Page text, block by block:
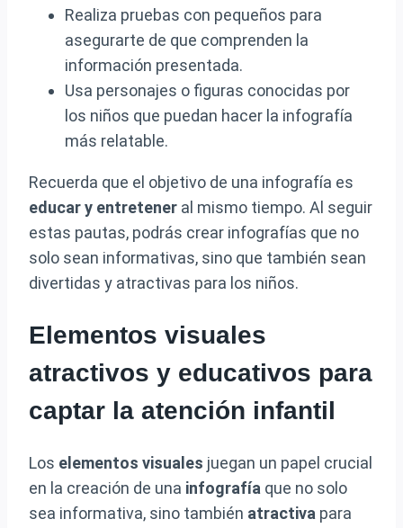
Realiza pruebas con pequeños para
asegurarte de que comprenden la
información presentada.
Usa personajes o figuras conocidas por
los niños que puedan hacer la infografía
más relatable.
Recuerda que el objetivo de una infografía es
educar y entretener al mismo tiempo. Al seguir
estas pautas, podrás crear infografías que no
solo sean informativas, sino que también sean
divertidas y atractivas para los niños.
Elementos visuales
atractivos y educativos para
captar la atención infantil
Los elementos visuales juegan un papel crucial
en la creación de una infografía que no solo
sea informativa, sino también atractiva para